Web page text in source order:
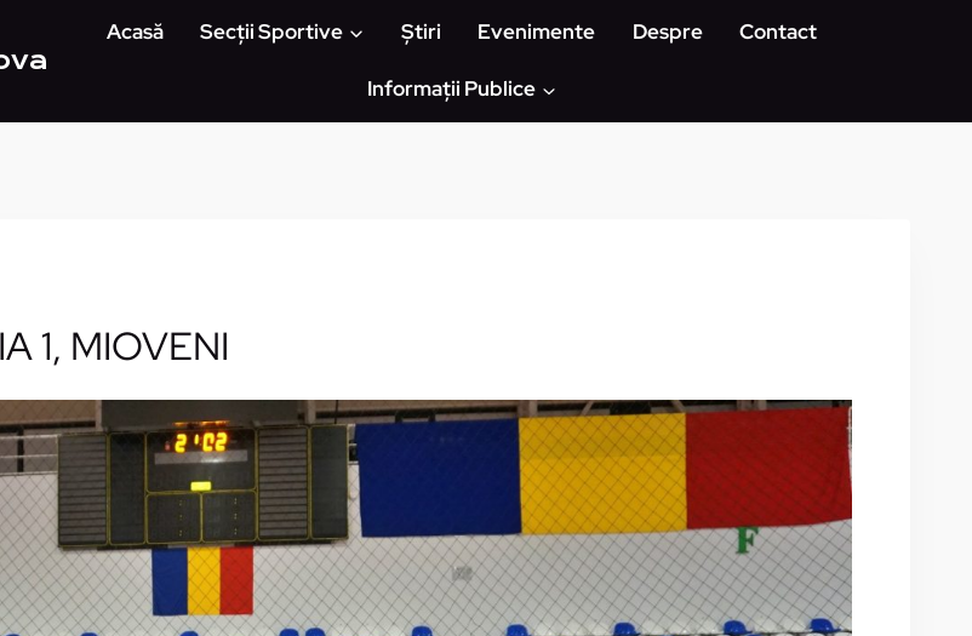
Acasă Secții Sportive Știri Evenimente Despre Contact
Informații Publice
1, MIOVENI